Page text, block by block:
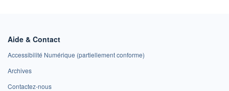
Aide & Contact
Accessibilité Numérique (partiellement conforme)
Archives
Contactez-nous